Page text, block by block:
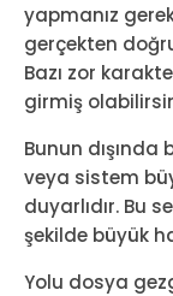
yapmanız
gerçekten
Bazı zor
girmiş
Bunun dışında
veya sistem
duyarlıdır. Bu
şekilde büyük
Yolu dosya